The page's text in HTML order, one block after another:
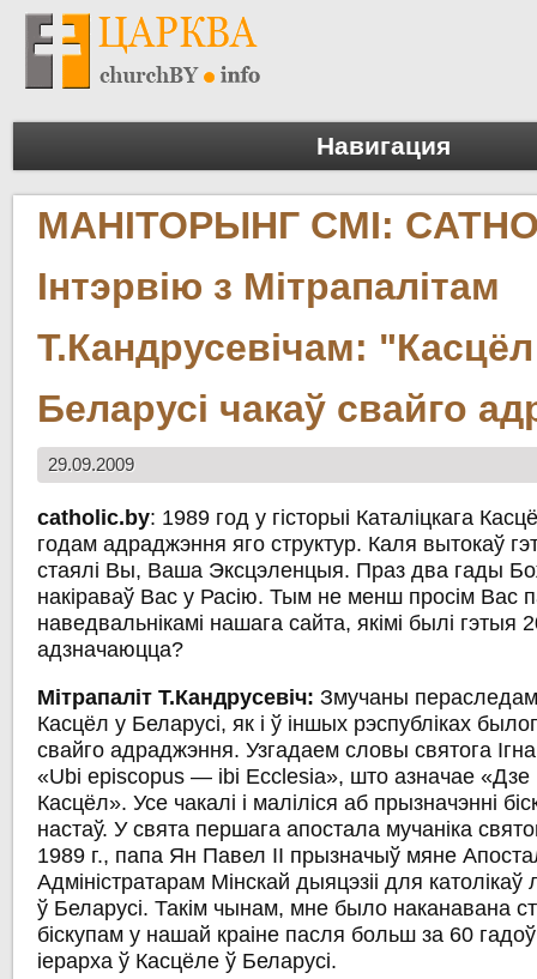
Навигация
МАНІТОРЫНГ СМІ:
Інтэрвію з Мітрапалітам
Т.Кандрусевічам:
Беларусі чакаў свайго
29.09.2009
catholic.by: 1989 год у гісторыі Каталіцкага
годам адраджэння яго структур. Каля вытокаў
стаялі Вы, Ваша Эксцэленцыя. Праз два гады
накіраваў Вас у Расію. Тым не менш просім Вас
наведвальнікамі нашага сайта, якімі былі гэтыя
адзначаюцца?
Мітрапаліт Т.Кандрусевіч: Змучаны пераследам
Касцёл у Беларусі, як і ў іншых рэспубліках
свайго адраджэння. Узгадаем словы святога
«Ubi episcopus — ibi Ecclesia», што азначае «Дзе
Касцёл». Усе чакалі і маліліся аб прызначэнні
настаў. У свята першага апостала мучаніка
1989 г., папа Ян Павел ІІ прызначыў мяне
Адміністратарам Мінскай дыяцэзіі для католікаў
ў Беларусі. Такім чынам, мне было наканавана
біскупам у нашай краіне пасля больш за 60 гадоў
іерарха ў Касцёле ў Беларусі.